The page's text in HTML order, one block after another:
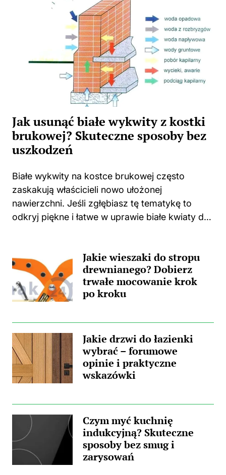
Jak usunąć białe wykwity z kostki
brukowej? Skuteczne sposoby bez
uszkodzeń
Białe wykwity na kostce brukowej często
zaskakują właścicieli nowo ułożonej
nawierzchni. Jeśli zgłębiasz tę tematykę to
odkryj piękne i łatwe w uprawie białe kwiaty do
położona kostka zaczyna...Jakie wieszaki do stropu
drewnianego? Dobierz
trwałe mocowanie krok
po kroku
Jakie drzwi do łazienki
wybrać – forumowe
opinie i praktyczne
wskazówki
Czym myć kuchnię
indukcyjną? Skuteczne
sposoby bez smug i
zarysowań